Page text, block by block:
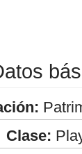
Clase: